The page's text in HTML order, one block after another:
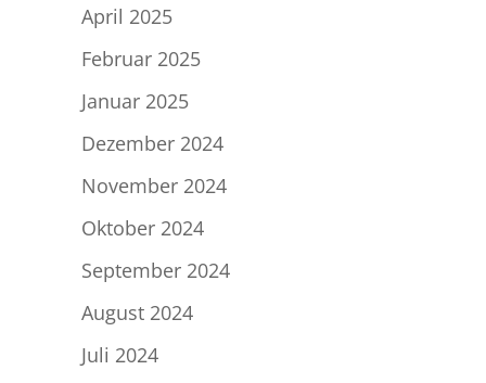
April 2025
Februar 2025
Januar 2025
Dezember 2024
November 2024
Oktober 2024
September 2024
August 2024
Juli 2024